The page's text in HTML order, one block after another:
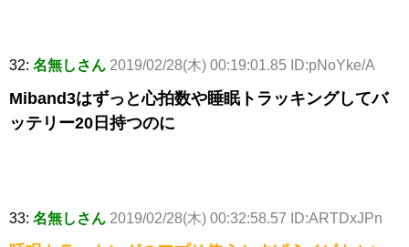
32: 名無しさん 2019/02/28(木) 00:19:01.85 ID:pNoYke/A
Miband3はずっと心拍数や睡眠トラッキングしてバ
ッテリー20日持つのに
33: 名無しさん 2019/02/28(木) 00:32:58.57 ID:ARTDxJPn